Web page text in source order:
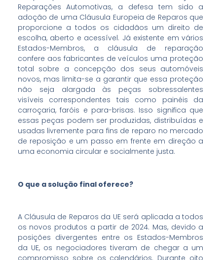
Reparações Automotivas, a defesa tem sido a
adoção de uma Cláusula Europeia de Reparos que
proporcione a todos os cidadãos um direito de
escolha, aberto e acessível. Já existente em vários
Estados-Membros, a cláusula de reparação
confere aos fabricantes de veículos uma proteção
total sobre a concepção dos seus automóveis
novos, mas limita-se a garantir que essa proteção
não seja alargada às peças sobressalentes
visíveis correspondentes tais como painéis da
carroçaria, faróis e para-brisas. Isso significa que
essas peças podem ser produzidas, distribuídas e
usadas livremente para fins de reparo no mercado
de reposição e um passo em frente em direção a
uma economia circular e socialmente justa.
O que a solução final oferece?
A Cláusula de Reparos da UE será aplicada a todos
os novos produtos a partir de 2024. Mas, devido a
posições divergentes entre os Estados-Membros
da UE, os negociadores tiveram de chegar a um